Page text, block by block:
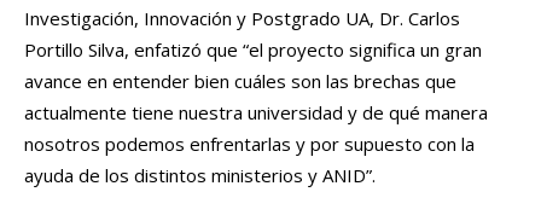
Investigación, Innovación y Postgrado UA, Dr. Carlos
Portillo Silva, enfatizó que “el proyecto significa un gran
avance en entender bien cuáles son las brechas que
actualmente tiene nuestra universidad y de qué manera
nosotros podemos enfrentarlas y por supuesto con la
ayuda de los distintos ministerios y ANID”.